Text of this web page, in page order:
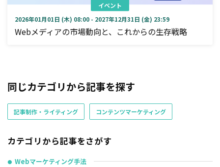
イベント
2026年01月01日 (木) 08:00 - 2027年12月31日 (金) 23:59
Webメディアの市場動向と、これからの生存戦略
同じカテゴリから記事を探す
記事制作・ライティング コンテンツマーケティング
カテゴリから記事をさがす
● Webマーケティング手法